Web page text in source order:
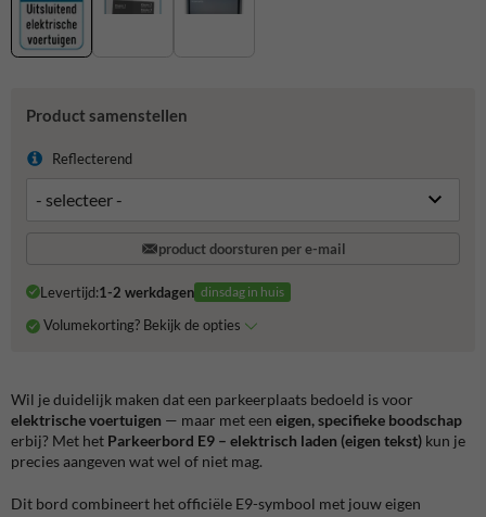
Product samenstellen
Reflecterend
product doorsturen per e-mail
Levertijd:1-2 werkdagen dinsdag in huis
Volumekorting? Bekijk de opties
Wil je duidelijk maken dat een parkeerplaats bedoeld is voor
elektrische voertuigen — maar met een eigen, specifieke boodschap
erbij? Met het Parkeerbord E9 – elektrisch laden (eigen tekst) kun je
precies aangeven wat wel of niet mag.
Dit bord combineert het officiële E9-symbool met jouw eigen